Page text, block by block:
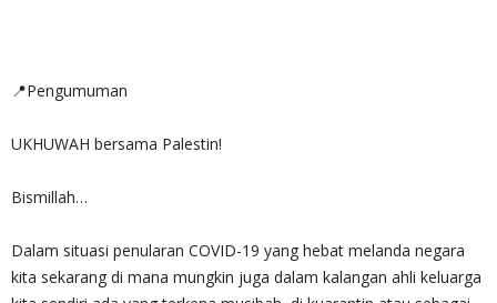
📍Pengumuman
UKHUWAH bersama Palestin!
Bismillah…
Dalam situasi penularan COVID-19 yang hebat melanda negara
kita sekarang di mana mungkin juga dalam kalangan ahli keluarga